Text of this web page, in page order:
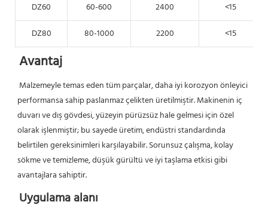
DZ60
60-600 2400
<15
DZ80
80-1000 2200 <15
Avantaj
Malzemeyle temas eden tüm parçalar, daha iyi korozyon önleyici
performansa sahip paslanmaz çelikten üretilmiştir. Makinenin iç
duvarı ve dış gövdesi, yüzeyin pürüzsüz hale gelmesi için özel
olarak işlenmiştir; bu sayede üretim, endüstri standardında
belirtilen gereksinimleri karşılayabilir. Sorunsuz çalışma, kolay
sökme ve temizleme, düşük gürültü ve iyi taşlama etkisi gibi
avantajlara sahiptir.
Uygulama alanı